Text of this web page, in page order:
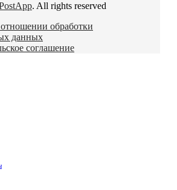
. All rights reserved
обработки
данных
соглашение